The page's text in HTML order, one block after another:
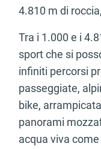
4.810 m di
Tra i 1.000 e i
sport che si
infiniti percorsi
passeggiate,
bike,
panorami
acqua viva